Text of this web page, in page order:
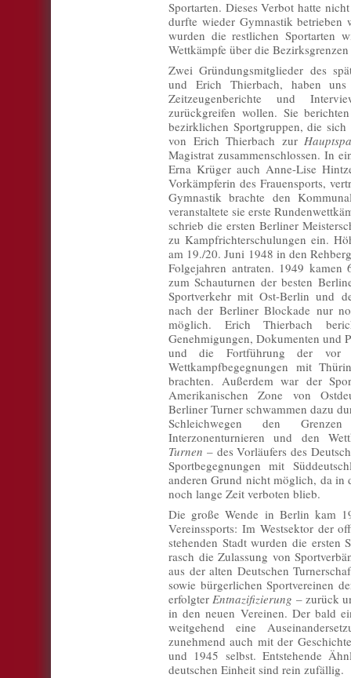
Sportarten. Dieses Verbot hatte
durfte wieder Gymnastik betrieben
wurden die restlichen Sportarten
Wettkämpfe über die
Zwei Gründungsmitglieder des
und Erich Thierbach, haben
Zeitzeugenberichte und
zurückgreifen wollen. Sie
bezirklichen Sportgruppen, die
von Erich Thierbach zur
Magistrat zusammenschlossen. In
Erna Krüger auch Anne-Lise
Vorkämpferin des Frauensports,
Gymnastik brachte den
veranstaltete sie erste
schrieb die ersten Berliner
zu Kampfrichterschulungen ein.
am 19./20. Juni 1948 in den
Folgejahren antraten. 1949
zum Schauturnen der besten
Sportverkehr mit Ost-Berlin und
nach der Berliner Blockade nur
möglich. Erich Thierbach
Genehmigungen, Dokumenten und
und die Fortführung der vor
Wettkampfbegegnungen mit
brachten. Außerdem war der
Amerikanischen Zone von
Berliner Turner schwammen dazu
Schleichwegen den
Interzonenturnieren und den
Turnen – des Vorläufers des
Sportbegegnungen mit
anderen Grund nicht möglich, da in
noch lange Zeit verboten blieb.
Die große Wende in Berlin kam
Vereinssports: Im Westsektor der
stehenden Stadt wurden die ersten
rasch die Zulassung von
aus der alten Deutschen
sowie bürgerlichen Sportvereinen
erfolgterEntnazifizierung – zurück
in den neuen Vereinen. Der bald
weitgehend eine
zunehmend auch mit der
und 1945 selbst. Entstehende
deutschen Einheit sind rein zufällig.